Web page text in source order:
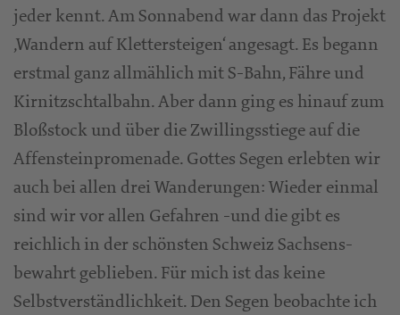
jeder kennt. Am Sonnabend war dann das Projekt
‚Wandern auf Klettersteigen‘ angesagt. Es begann
erstmal ganz allmählich mit S-Bahn, Fähre und
Kirnitzschtalbahn. Aber dann ging es hinauf zum
Bloßstock und über die Zwillingsstiege auf die
Affensteinpromenade. Gottes Segen erlebten wir
auch bei allen drei Wanderungen: Wieder einmal
sind wir vor allen Gefahren -und die gibt es
reichlich in der schönsten Schweiz Sachsens-
bewahrt geblieben. Für mich ist das keine
Selbstverständlichkeit. Den Segen beobachte ich